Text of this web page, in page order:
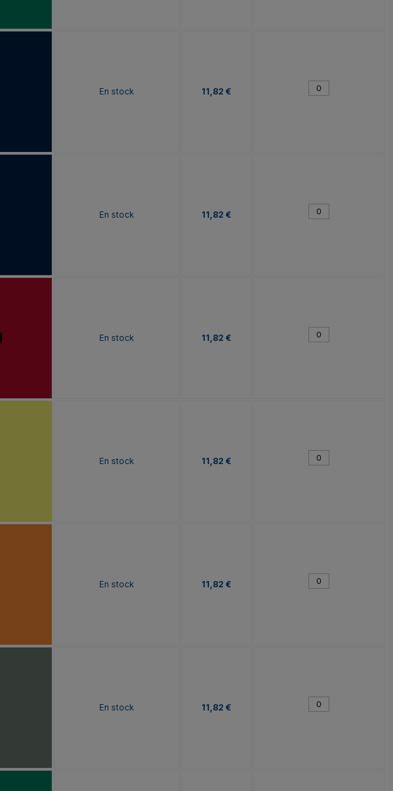
En stock 11,82 €
En stock 11,82 €
En stock 11,82 €
En stock 11,82 €
En stock 11,82 €
En stock 11,82 €